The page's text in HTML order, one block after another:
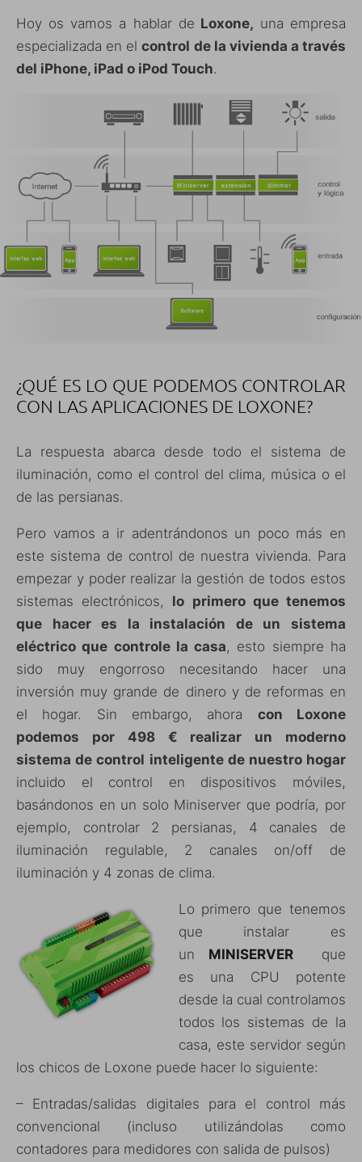
Hoy os vamos a hablar de Loxone, una empresa
especializada en elcontrol de la vivienda a través
del iPhone, iPad o iPod Touch.
¿QUÉ ES LO QUE PODEMOS CONTROLAR
CON LAS APLICACIONES DE LOXONE?
La respuesta abarca desde todo el sistema de
iluminación, como el control del clima, música o el
de las persianas.
Pero vamos a ir adentrándonos un poco más en
este sistema de control de nuestra vivienda. Para
empezar y poder realizar la gestión de todos estos
sistemas electrónicos, lo primero que tenemos
que hacer es la instalación de un sistema
eléctrico que controle la casa, esto siempre ha
sido muy engorroso necesitando hacer una
inversión muy grande de dinero y de reformas en
el hogar. Sin embargo, ahora con Loxone
podemos por 498 € realizar un moderno
sistema de control inteligente de nuestro hogar
incluido el control en dispositivos móviles,
basándonos en un solo Miniserver que podría, por
ejemplo, controlar 2 persianas, 4 canales de
iluminación regulable, 2 canales on/off de
iluminación y 4 zonas de clima.
Lo primero que tenemos
que instalar es
un MINISERVER
que
es una CPU potente
desde la cual controlamos
todos los sistemas de la
casa, este servidor según
los chicos de Loxone puede hacer lo siguiente:
– Entradas/salidas digitales para el control más
convencional (incluso utilizándolas como
contadores para medidores con salida de pulsos)